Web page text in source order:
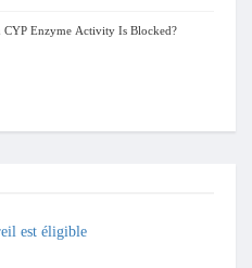
CYP Enzyme Activity Is Blocked?
est éligible